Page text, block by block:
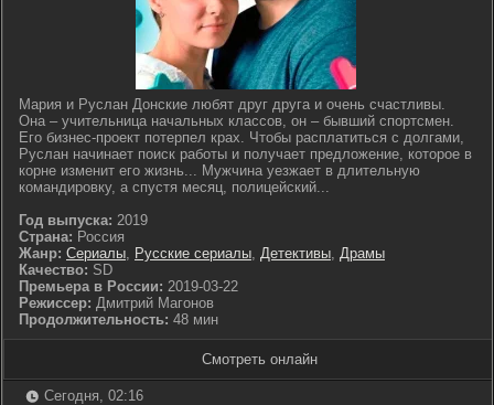
Мария и Руслан Донские любят друг друга и очень счастливы.
Она – учительница начальных классов, он – бывший спортсмен.
Его бизнес-проект потерпел крах. Чтобы расплатиться с долгами,
Руслан начинает поиск работы и получает предложение, которое в
корне изменит его жизнь... Мужчина уезжает в длительную
командировку, а спустя месяц, полицейский...
Год выпуска: 2019
Страна: Россия
Жанр: Сериалы, Русские сериалы, Детективы, Драмы
Качество: SD
Премьера в России: 2019-03-22
Режиссер: Дмитрий Магонов
Продолжительность: 48 мин
Смотреть онлайн
Сегодня, 02:16